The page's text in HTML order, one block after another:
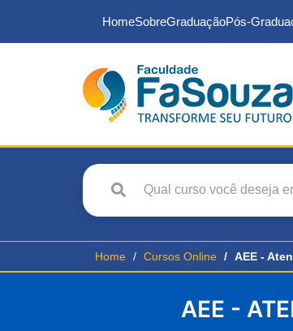
HomeSobreGraduaçãoPós-
Home Cursos Online AEE -
AEE -